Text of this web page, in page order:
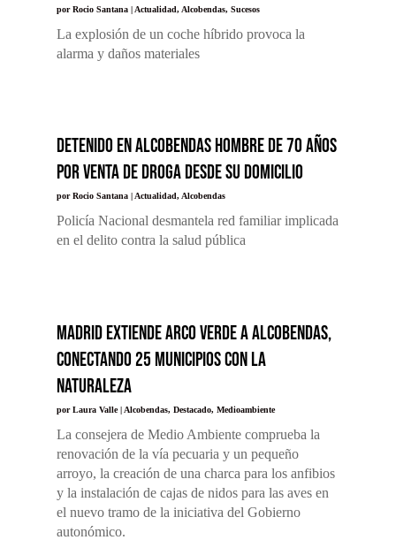
porRocio Santana| Actualidad, Alcobendas, Sucesos
La explosión de un coche híbrido provoca la
alarma y daños materiales
Detenido en Alcobendas hombre de 70 años
por venta de droga desde su domicilio
porRocio Santana|Actualidad, Alcobendas
Policía Nacional desmantela red familiar implicada
en el delito contra la salud pública
Madrid extiende Arco Verde a Alcobendas,
conectando 25 municipios con la
naturaleza
porLaura Valle| Alcobendas, Destacado, Medioambiente
La consejera de Medio Ambiente comprueba la
renovación de la vía pecuaria y un pequeño
arroyo, la creación de una charca para los anfibios
y la instalación de cajas de nidos para las aves en
el nuevo tramo de la iniciativa del Gobierno
autonómico.